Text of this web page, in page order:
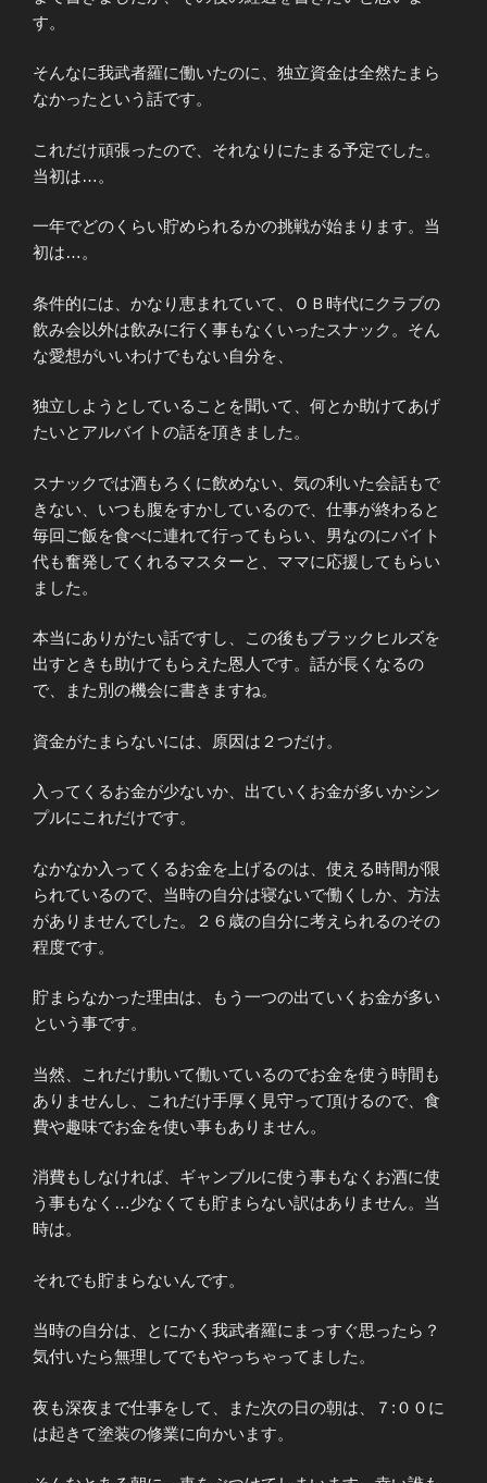
す。
そんなに我武者羅に働いたのに、独立資金は全然たまら
なかったという話です。
これだけ頑張ったので、それなりにたまる予定でした。
当初は…。
一年でどのくらい貯められるかの挑戦が始まります。当
初は…。
条件的には、かなり恵まれていて、ＯＢ時代にクラブの
飲み会以外は飲みに行く事もなくいったスナック。そん
な愛想がいいわけでもない自分を、
独立しようとしていることを聞いて、何とか助けてあげ
たいとアルバイトの話を頂きました。
スナックでは酒もろくに飲めない、気の利いた会話もで
きない、いつも腹をすかしているので、仕事が終わると
毎回ご飯を食べに連れて行ってもらい、男なのにバイト
代も奮発してくれるマスターと、ママに応援してもらい
ました。
本当にありがたい話ですし、この後もブラックヒルズを
出すときも助けてもらえた恩人です。話が長くなるの
で、また別の機会に書きますね。
資金がたまらないには、原因は２つだけ。
入ってくるお金が少ないか、出ていくお金が多いかシン
プルにこれだけです。
なかなか入ってくるお金を上げるのは、使える時間が限
られているので、当時の自分は寝ないで働くしか、方法
がありませんでした。２６歳の自分に考えられるのその
程度です。
貯まらなかった理由は、もう一つの出ていくお金が多い
という事です。
当然、これだけ動いて働いているのでお金を使う時間も
ありませんし、これだけ手厚く見守って頂けるので、食
費や趣味でお金を使い事もありません。
消費もしなければ、ギャンブルに使う事もなくお酒に使
う事もなく…少なくても貯まらない訳はありません。当
時は。
それでも貯まらないんです。
当時の自分は、とにかく我武者羅にまっすぐ思ったら？
気付いたら無理してでもやっちゃってました。
夜も深夜まで仕事をして、また次の日の朝は、７:００に
は起きて塗装の修業に向かいます。